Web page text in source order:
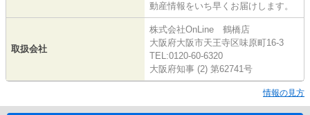
動産情報をいち早くお届けします。
取扱会社
株式会社OnLine 鶴橋店
大阪府大阪市天王寺区味原町16-3
TEL:0120-60-6320
大阪府知事 (2) 第62741号
情報の見方